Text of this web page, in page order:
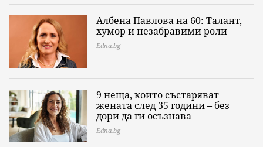
Албена Павлова на 60: Талант,
хумор и незабравими роли
Edna.bg
9 неща, които състаряват
жената след 35 години – без
дори да ги осъзнава
Edna.bg